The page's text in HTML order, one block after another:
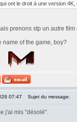
ont le droit à une version
prenons stp un autre
name of the game, boy?
07:47 Sujet du message:
j'ai mis "désolé".